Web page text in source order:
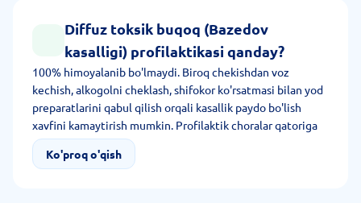
Diffuz toksik buqoq (Bazedov
kasalligi) profilaktikasi qanday?
100% himoyalanib bo'lmaydi. Biroq chekishdan voz
kechish, alkogolni cheklash, shifokor ko'rsatmasi bilan yod
preparatlarini qabul qilish orqali kasallik paydo bo'lish
xavfini kamaytirish mumkin. Profilaktik choralar qatoriga
yetarli jismoniy yuklama va muvozanatli ovqatlanish ham
kiradi.Ko'proq o'qish